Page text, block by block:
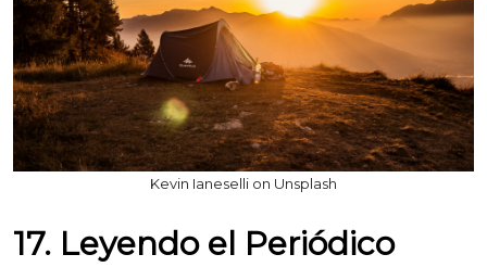
Kevin Ianeselli on Unsplash
17. Leyendo el Periódico